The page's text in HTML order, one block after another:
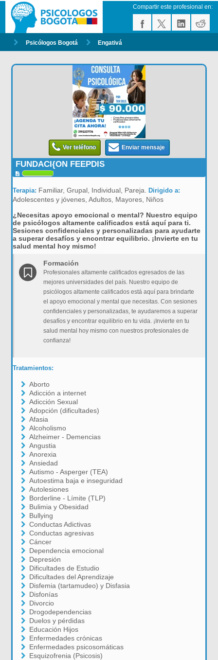
Compartir este profesional en:
Psicólogos Bogotá Engativá
Ver teléfono Enviar mensaje
FUNDACI{ON FEEPDIS
Terapia: Familiar, Grupal, Individual, Pareja.Dirigido a:
Adolescentes y jóvenes, Adultos, Mayores, Niños
¿Necesitas apoyo emocional o mental? Nuestro equipo
de psicólogos altamente calificados está aquí para ti.
Sesiones confidenciales y personalizadas para ayudarte
a superar desafíos y encontrar equilibrio. ¡Invierte en tu
salud mental hoy mismo!
Formación
Profesionales altamente calificados egresados de las
mejores universidades del país. Nuestro equipo de
psicólogos altamente calificados está aquí para brindarte
el apoyo emocional y mental que necesitas. Con sesiones
confidenciales y personalizadas, te ayudaremos a superar
desafíos y encontrar equilibrio en tu vida. ¡Invierte en tu
salud mental hoy mismo con nuestros profesionales de
confianza!
Tratamientos:
Aborto
Adicción a internet
Adicción Sexual
Adopción (dificultades)
Afasia
Alcoholismo
Alzheimer - Demencias
Angustia
Anorexia
Ansiedad
Autismo - Asperger (TEA)
Autoestima baja e inseguridad
Autolesiones
Borderline - Límite (TLP)
Bulimia y Obesidad
Bullying
Conductas Adictivas
Conductas agresivas
Cáncer
Dependencia emocional
Depresión
Dificultades de Estudio
Dificultades del Aprendizaje
Disfemia (tartamudeo) y Disfasia
Disfonías
Divorcio
Drogodependencias
Duelos y pérdidas
Educación Hijos
Enfermedades crónicas
Enfermedades psicosomáticas
Esquizofrenia (Psicosis)